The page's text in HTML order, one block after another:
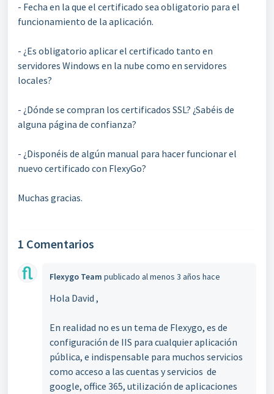
- Fecha en la que el certificado sea obligatorio para el
funcionamiento de la aplicación.
- ¿Es obligatorio aplicar el certificado tanto en
servidores Windows en la nube como en servidores
locales?
- ¿Dónde se compran los certificados SSL? ¿Sabéis de
alguna página de confianza?
- ¿Disponéis de algún manual para hacer funcionar el
nuevo certificado con FlexyGo?
Muchas gracias.
1 Comentarios
Flexygo Team publicado al menos 3 años hace
Hola David ,
En realidad no es un tema de Flexygo, es de
configuración de IIS para cualquier aplicación
pública, e indispensable para muchos servicios
como acceso a las cuentas y servicios de
google, office 365, utilización de aplicaciones